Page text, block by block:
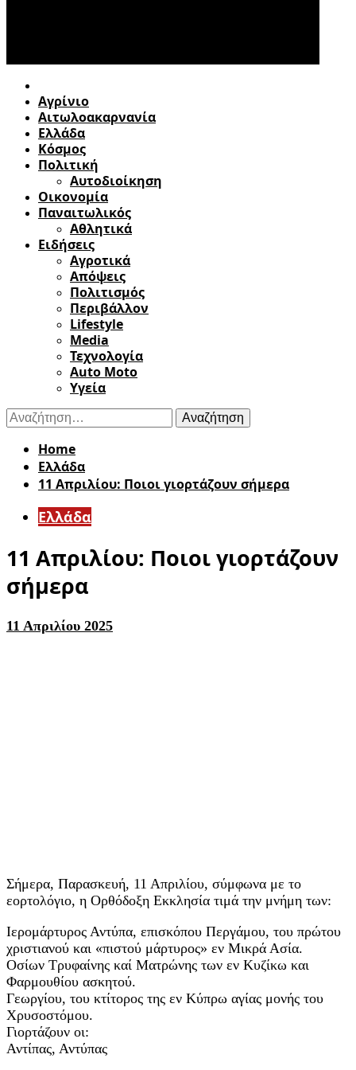
Αγρίνιο
Αιτωλοακαρνανία
Ελλάδα
Κόσμος
Πολιτική
Αυτοδιοίκηση
Οικονομία
Παναιτωλικός
Αθλητικά
Ειδήσεις
Αγροτικά
Απόψεις
Πολιτισμός
Περιβάλλον
Lifestyle
Media
Τεχνολογία
Auto Moto
Υγεία
Αναζήτηση
για:
Home
Ελλάδα
11 Απριλίου: Ποιοι γιορτάζουν σήμερα
Ελλάδα
11 Απριλίου: Ποιοι γιορτάζουν
σήμερα
11 Απριλίου 2025
Σήμερα, Παρασκευή, 11 Απριλίου, σύμφωνα με το
εορτολόγιο, η Ορθόδοξη Εκκλησία τιμά την μνήμη των:
Ιερομάρτυρος Αντύπα, επισκόπου Περγάμου, του πρώτου
χριστιανού και «πιστού μάρτυρος» εν Μικρά Ασία.
Οσίων Τρυφαίνης καί Ματρώνης των εν Κυζίκω και
Φαρμουθίου ασκητού.
Γεωργίου, του κτίτορος της εν Κύπρω αγίας μονής του
Χρυσοστόμου.
Γιορτάζουν οι:
Αντίπας, Αντύπας